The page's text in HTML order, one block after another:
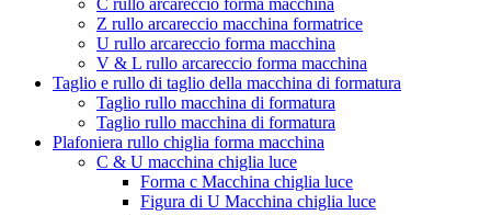
Z rullo arcareccio macchina formatrice
U rullo arcareccio forma macchina
V & L rullo arcareccio forma macchina
Taglio e rullo di taglio della macchina di formatura
Taglio rullo macchina di formatura
Taglio rullo macchina di formatura
Plafoniera rullo chiglia forma macchina
C & U macchina chiglia luce
Forma c Macchina chiglia luce
Figura di U Macchina chiglia luce